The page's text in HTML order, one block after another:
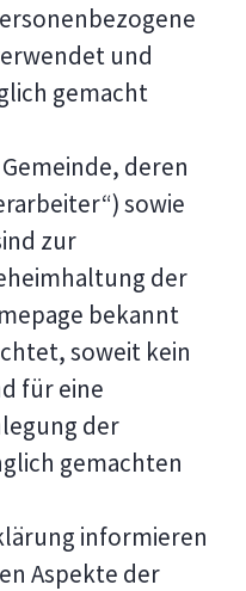
und
gemacht
deren
sowie
zur
der
bekannt
soweit kein
für eine
der
gemachten
informieren
Aspekte der